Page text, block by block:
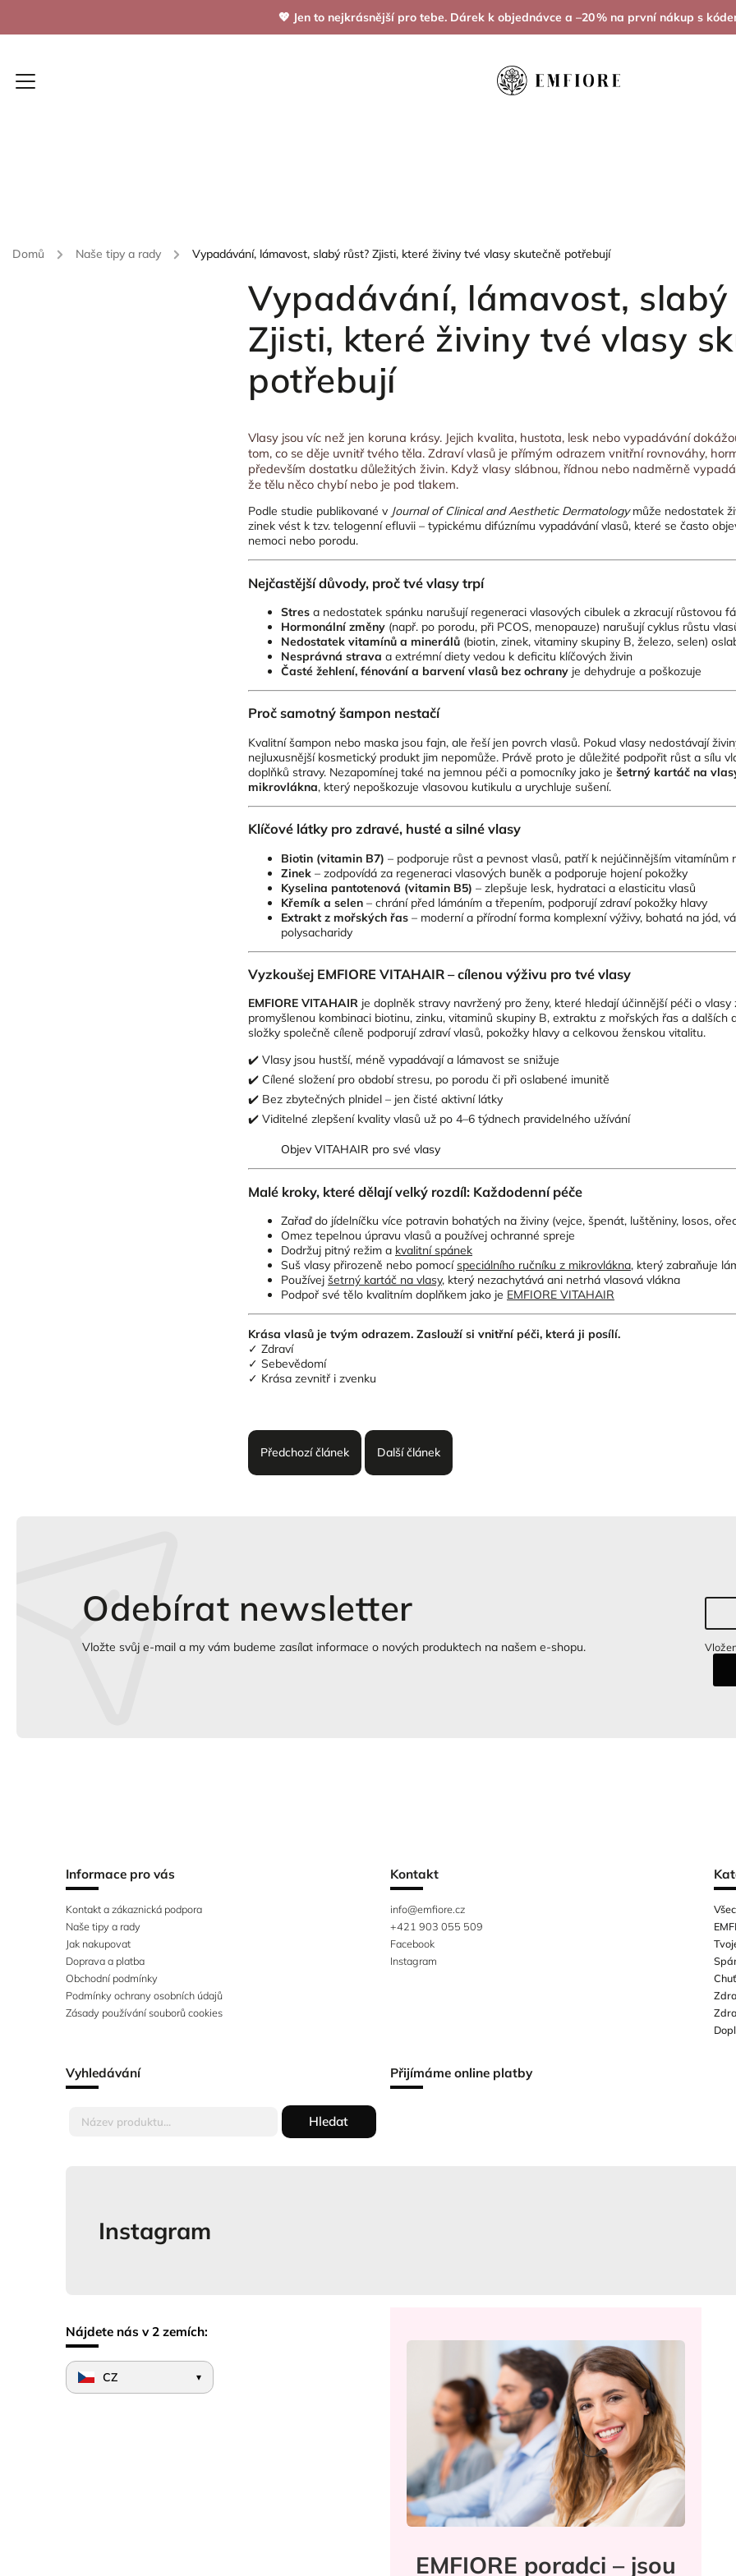
💖 Jen to nejkrásnější pro tebe. Dárek k objednávce a –20 % na první nákup s
Domů / Naše tipy a rady / Vypadávání, lámavost, slabý růst? Zjisti, které živiny tvé vlasy skutečně potřebují
Vypadávání, lámavost, slabý
Zjisti, které živiny tvé vlasy
potřebují
Vlasy jsou víc než jen koruna krásy. Jejich kvalita, hustota, lesk nebo vypadávání
tom, co se děje uvnitř tvého těla. Zdraví vlasů je přímým odrazem vnitřní rovnováhy,
především dostatku důležitých živin. Když vlasy slábnou, řídnou nebo nadměrně
že tělu něco chybí nebo je pod tlakem.
Podle studie publikované v Journal of Clinical and Aesthetic Dermatologymůže nedostatek
zinek vést k tzv. telogenní efluvii – typickému difúznímu vypadávání vlasů, které se často
nemoci nebo porodu.
Nejčastější důvody, proč tvé vlasy trpí
Stres a nedostatek spánku narušují regeneraci vlasových cibulek a zkracují růstovou
Hormonální změny (např. po porodu, při PCOS, menopauze) narušují cyklus růstu
Nedostatek vitamínů a minerálů (biotin, zinek, vitaminy skupiny B, železo, selen)
Nesprávná strava a extrémní diety vedou k deficitu klíčových živin
Časté žehlení, fénování a barvení vlasů bez ochrany je dehydruje a poškozuje
Proč samotný šampon nestačí
Kvalitní šampon nebo maska jsou fajn, ale řeší jen povrch vlasů. Pokud vlasy nedostávají
nejluxusnější kosmetický produkt jim nepomůže. Právě proto je důležité podpořit růst a sílu
doplňků stravy. Nezapomínej také na jemnou péči a pomocníky jako je šetrný kartáč na
mikrovlákna, který nepoškozuje vlasovou kutikulu a urychluje sušení.
Klíčové látky pro zdravé, husté a silné vlasy
Biotin (vitamin B7) – podporuje růst a pevnost vlasů, patří k nejúčinnějším vitamínům
Zinek – zodpovídá za regeneraci vlasových buněk a podporuje hojení pokožky
Kyselina pantotenová (vitamin B5) – zlepšuje lesk, hydrataci a elasticitu vlasů
Křemík a selen – chrání před lámáním a třepením, podporují zdraví pokožky hlavy
Extrakt z mořských řas – moderní a přírodní forma komplexní výživy, bohatá na jód,
polysacharidy
Vyzkoušej EMFIORE VITAHAIR – cílenou výživu pro tvé vlasy
EMFIORE VITAHAIR je doplněk stravy navržený pro ženy, které hledají účinnější péči o vlasy
promyšlenou kombinaci biotinu, zinku, vitaminů skupiny B, extraktu z mořských řas a dalších
složky společně cíleně podporují zdraví vlasů, pokožky hlavy a celkovou ženskou vitalitu.
✔️ Vlasy jsou hustší, méně vypadávají a lámavost se snižuje
✔️ Cílené složení pro období stresu, po porodu či při oslabené imunitě
✔️ Bez zbytečných plnidel – jen čisté aktivní látky
✔️ Viditelné zlepšení kvality vlasů už po 4–6 týdnech pravidelného užívání
Objev VITAHAIR pro své vlasy
Malé kroky, které dělají velký rozdíl: Každodenní péče
Zařaď do jídelníčku více potravin bohatých na živiny (vejce, špenát, luštěniny, losos,
Omez tepelnou úpravu vlasů a používej ochranné spreje
Dodržuj pitný režim a kvalitní spánek
Suš vlasy přirozeně nebo pomocí speciálního ručníku z mikrovlákna, který zabraňuje
Používej šetrný kartáč na vlasy, který nezachytává ani netrhá vlasová vlákna
Podpoř své tělo kvalitním doplňkem jako je EMFIORE VITAHAIR
Krása vlasů je tvým odrazem. Zaslouží si vnitřní péči, která ji posílí.
✓ Zdraví
✓ Sebevědomí
✓ Krása zevnitř i zvenku
Předchozí článek Další článek
Odebírat newsletter
Vložte svůj e-mail a my vám budeme zasílat informace o nových produktech na našem e-shopu.
Informace pro vás
Kontakt a zákaznická podpora
Naše tipy a rady
Jak nakupovat
Doprava a platba
Obchodní podmínky
Podmínky ochrany osobních údajů
Zásady používání souborů cookies
Kontakt
info@emfiore.cz
+421 903 055 509
Facebook
Instagram
Vyhledávání
Hledat
Přijímáme online platby
Instagram
Nájdete nás v 2 zemích:
CZ ▾
EMFIORE poradci – jsou